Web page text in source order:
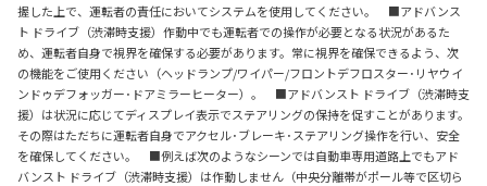
握した上で、運転者の責任においてシステムを使用してください。 ■アドバンス
ト ドライブ（渋滞時支援）作動中でも運転者での操作が必要となる状況があるた
め、運転者自身で視界を確保する必要があります。常に視界を確保できるよう、次
の機能をご使用ください（ヘッドランプ/ワイパー/フロントデフロスター･リヤウイ
ンドゥデフォッガー･ドアミラーヒーター）。 ■アドバンスト ドライブ（渋滞時支
援）は状況に応じてディスプレイ表示でステアリングの保持を促すことがあります。
その際はただちに運転者自身でアクセル･ブレーキ･ステアリング操作を行い、安全
を確保してください。 ■例えば次のようなシーンでは自動車専用道路上でもアド
バンスト ドライブ（渋滞時支援）は作動しません（中央分離帯がポール等で区切ら